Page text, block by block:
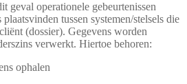
geval operationele gebeurtenissen
tussen systemen/stelsels die
(dossier). Gegevens worden
verwerkt. Hiertoe behoren:
ophalen